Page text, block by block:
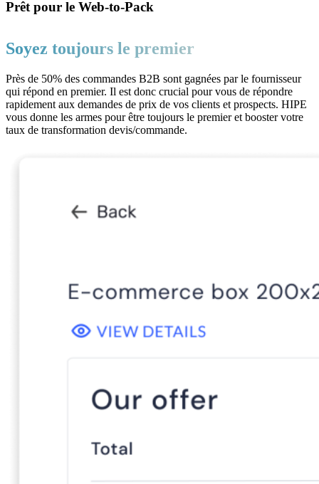
Prêt pour le Web-to-Pack
Soyez toujours le premier
Près de 50% des commandes B2B sont gagnées par le fournisseur
qui répond en premier. Il est donc crucial pour vous de répondre
rapidement aux demandes de prix de vos clients et prospects. HIPE
vous donne les armes pour être toujours le premier et booster votre
taux de transformation devis/commande.